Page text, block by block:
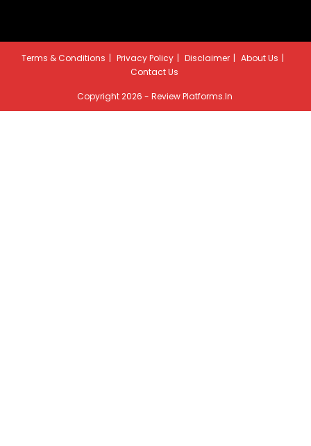
Terms & Conditions Privacy Policy Disclaimer
About Us
Contact Us
Copyright 2026 - Review Platforms.in